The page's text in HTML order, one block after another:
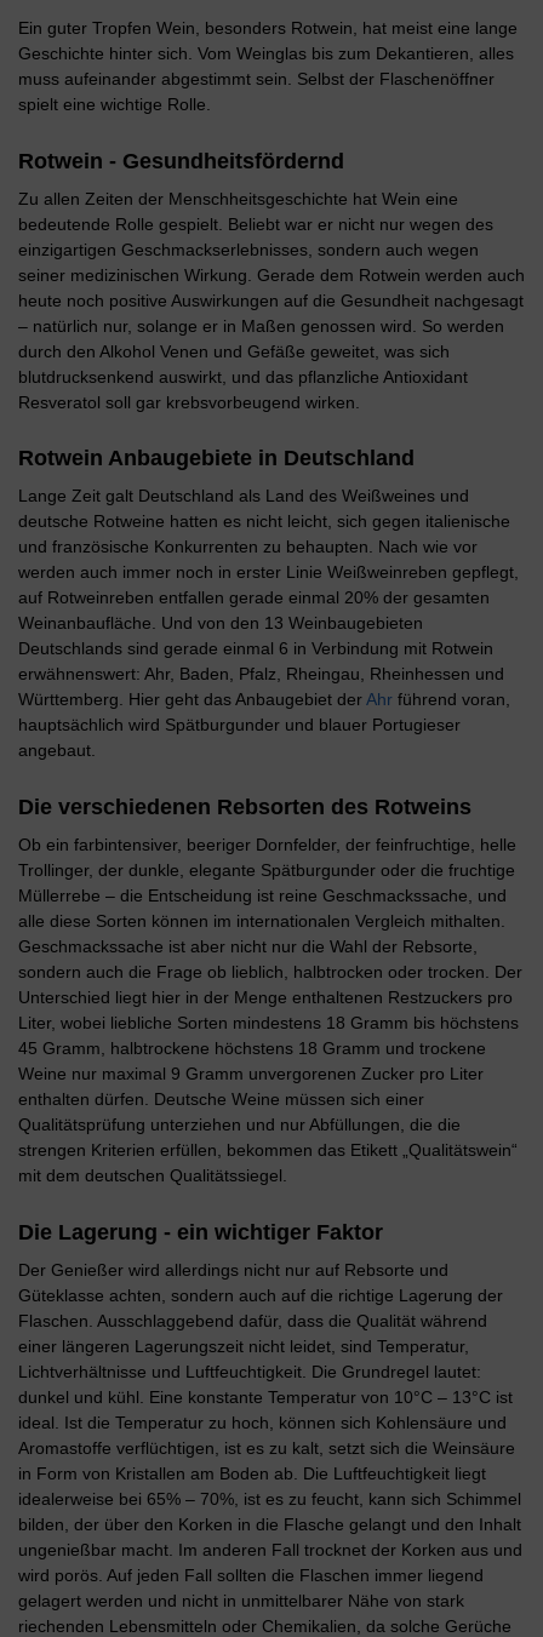
Ein guter Tropfen Wein, besonders Rotwein, hat meist eine lange
Geschichte hinter sich. Vom Weinglas bis zum Dekantieren, alles
muss aufeinander abgestimmt sein. Selbst der Flaschenöffner
spielt eine wichtige Rolle.
Rotwein - Gesundheitsfördernd
Zu allen Zeiten der Menschheitsgeschichte hat Wein eine
bedeutende Rolle gespielt. Beliebt war er nicht nur wegen des
einzigartigen Geschmackserlebnisses, sondern auch wegen
seiner medizinischen Wirkung. Gerade dem Rotwein werden auch
heute noch positive Auswirkungen auf die Gesundheit nachgesagt
– natürlich nur, solange er in Maßen genossen wird. So werden
durch den Alkohol Venen und Gefäße geweitet, was sich
blutdrucksenkend auswirkt, und das pflanzliche Antioxidant
Resveratol soll gar krebsvorbeugend wirken.
Rotwein Anbaugebiete in Deutschland
Lange Zeit galt Deutschland als Land des Weißweines und
deutsche Rotweine hatten es nicht leicht, sich gegen italienische
und französische Konkurrenten zu behaupten. Nach wie vor
werden auch immer noch in erster Linie Weißweinreben gepflegt,
auf Rotweinreben entfallen gerade einmal 20% der gesamten
Weinanbaufläche. Und von den 13 Weinbaugebieten
Deutschlands sind gerade einmal 6 in Verbindung mit Rotwein
erwähnenswert: Ahr, Baden, Pfalz, Rheingau, Rheinhessen und
Württemberg. Hier geht das Anbaugebiet derAhr führend voran,
hauptsächlich wird Spätburgunder und blauer Portugieser
angebaut.
Die verschiedenen Rebsorten des Rotweins
Ob ein farbintensiver, beeriger Dornfelder, der feinfruchtige, helle
Trollinger, der dunkle, elegante Spätburgunder oder die fruchtige
Müllerrebe – die Entscheidung ist reine Geschmackssache, und
alle diese Sorten können im internationalen Vergleich mithalten.
Geschmackssache ist aber nicht nur die Wahl der Rebsorte,
sondern auch die Frage ob lieblich, halbtrocken oder trocken. Der
Unterschied liegt hier in der Menge enthaltenen Restzuckers pro
Liter, wobei liebliche Sorten mindestens 18 Gramm bis höchstens
45 Gramm, halbtrockene höchstens 18 Gramm und trockene
Weine nur maximal 9 Gramm unvergorenen Zucker pro Liter
enthalten dürfen. Deutsche Weine müssen sich einer
Qualitätsprüfung unterziehen und nur Abfüllungen, die die
strengen Kriterien erfüllen, bekommen das Etikett „Qualitätswein“
mit dem deutschen Qualitätssiegel.
Die Lagerung - ein wichtiger Faktor
Der Genießer wird allerdings nicht nur auf Rebsorte und
Güteklasse achten, sondern auch auf die richtige Lagerung der
Flaschen. Ausschlaggebend dafür, dass die Qualität während
einer längeren Lagerungszeit nicht leidet, sind Temperatur,
Lichtverhältnisse und Luftfeuchtigkeit. Die Grundregel lautet:
dunkel und kühl. Eine konstante Temperatur von 10°C – 13°C ist
ideal. Ist die Temperatur zu hoch, können sich Kohlensäure und
Aromastoffe verflüchtigen, ist es zu kalt, setzt sich die Weinsäure
in Form von Kristallen am Boden ab. Die Luftfeuchtigkeit liegt
idealerweise bei 65% – 70%, ist es zu feucht, kann sich Schimmel
bilden, der über den Korken in die Flasche gelangt und den Inhalt
ungenießbar macht. Im anderen Fall trocknet der Korken aus und
wird porös. Auf jeden Fall sollten die Flaschen immer liegend
gelagert werden und nicht in unmittelbarer Nähe von stark
riechenden Lebensmitteln oder Chemikalien, da solche Gerüche